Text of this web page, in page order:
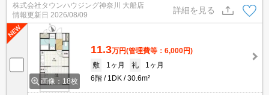
株式会社タウンハウジング神奈川 大船店
情報更新日 2026/08/09
詳細を見る
画像：18枚
11.3万円(管理費等：6,000円)
敷
1ヶ月 礼
1ヶ月
6階
1DK 30.6m²